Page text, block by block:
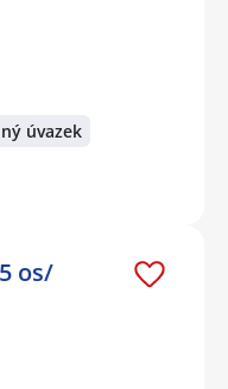
úvazek
os/